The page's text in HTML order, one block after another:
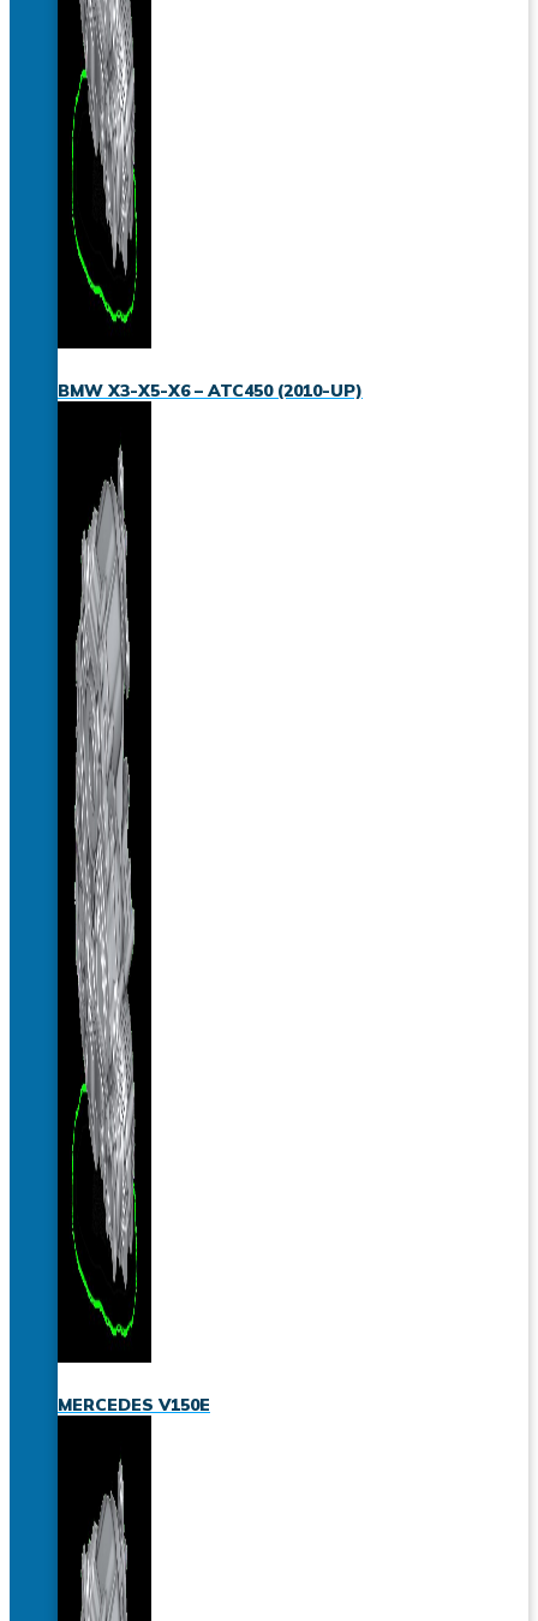
BMW X3-X5-X6 – ATC450 (2010-UP)
MERCEDES V150E